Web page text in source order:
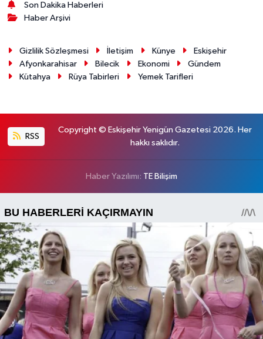
Son Dakika Haberleri
Haber Arşivi
Gizlilik Sözleşmesi İletişim Künye
Eskişehir
Afyonkarahisar
Bilecik Ekonomi
Gündem
Kütahya
Rüya Tabirleri Yemek Tarifleri
RSS
Copyright © Eskişehir Yenigün Gazetesi 2026. Her
hakkı saklıdır.
Haber Yazılımı: TE Bilişim